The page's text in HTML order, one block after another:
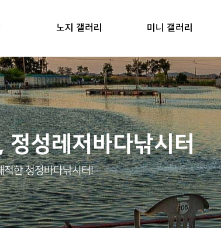
노지 갤러리 미니 갤러리
성레저바다낚시터
적한 청정바다낚시터!